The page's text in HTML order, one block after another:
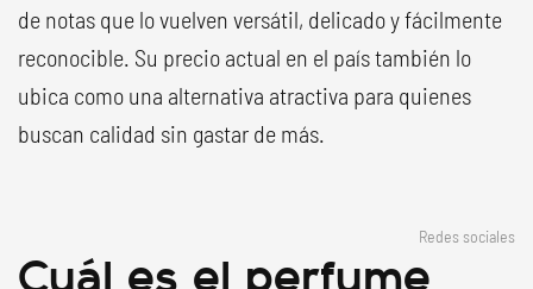
de notas que lo vuelven versátil, delicado y fácilmente
reconocible. Su precio actual en el país también lo
ubica como una alternativa atractiva para quienes
buscan calidad sin gastar de más.
Redes sociales
Cuál es el perfume